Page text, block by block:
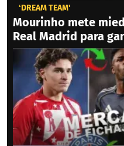
‘DREAM TEAM'
Mourinho mete
Real Madrid para